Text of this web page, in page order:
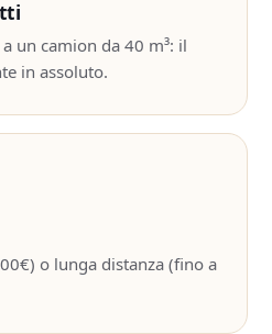
un camion da 40 m³: il
in assoluto.
o lunga distanza (fino a